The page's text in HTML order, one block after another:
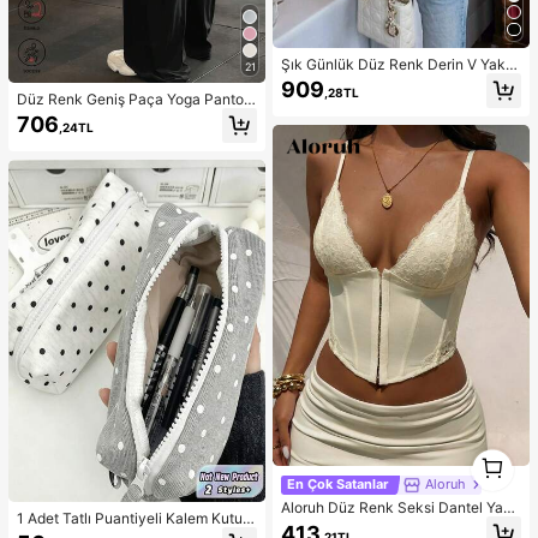
21
Düz Renk Geniş Paça Yoga Pantolo
nu, Rahat ve İnceltici, Koşu, Fitness
ve Çeşitli Yoga Aktiviteleri İçin Uyg
706,24TL
1 Adet Tatlı Puantiyeli Kalem Kutus
Şık Günlük Düz Renk Derin V Yaka
Fırfırlı Etek Uçlu Belden Oturtmalı B
eyaz Yazlık Bluz
909 ,28TL
En Çok Satanlar Aloruh
Aloruh Düz Renk Seksi Dantel Yam
a Asimetrik Etekli Askılı Bluz
1